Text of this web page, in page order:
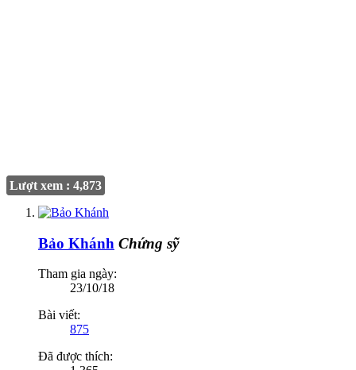
Lượt xem : 4,873
Bảo Khánh Chứng sỹ
Tham gia ngày:
23/10/18
Bài viết:
875
Đã được thích: